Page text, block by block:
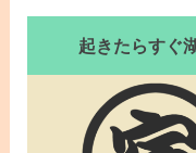
起きたらすぐ